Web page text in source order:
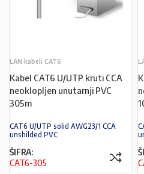
LAN kabeli CAT6
Kabel CAT6 U/UTP kruti CCA
neoklopljen unutarnji PVC
305m
CAT6 U/UTP solid AWG23/1 CCA
unshilded PVC
ŠIFRA:
CAT6-305